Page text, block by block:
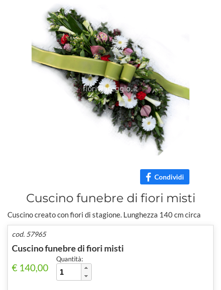
Condividi
Cuscino funebre di fiori misti
Cuscino creato con fiori di stagione. Lunghezza 140 cm circa
cod. 57965
Cuscino funebre di fiori misti
€ 140,00
Quantità: